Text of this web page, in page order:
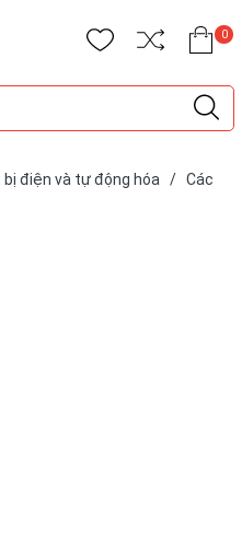
0
điện và tự động hóa / Các